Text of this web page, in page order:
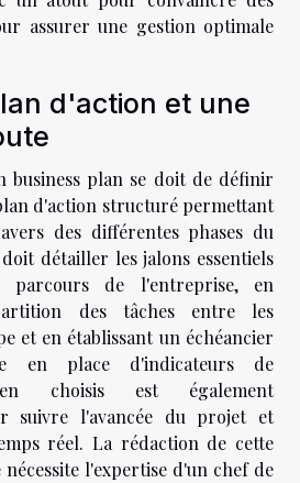
assurer une gestion optimale
d'action et une
business plan se doit de définir
d'action structuré permettant
des différentes phases du
détailler les jalons essentiels
parcours de l'entreprise, en
des tâches entre les
et en établissant un échéancier
en place d'indicateurs de
choisis est également
suivre l'avancée du projet et
réel. La rédaction de cette
l'expertise d'un chef de